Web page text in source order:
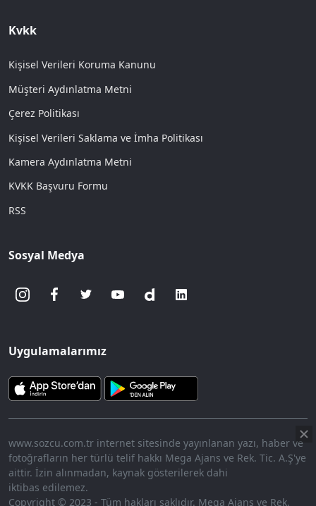
Kvkk
Kişisel Verileri Koruma Kanunu
Müşteri Aydınlatma Metni
Çerez Politikası
Kişisel Verileri Saklama ve İmha Politikası
Kamera Aydınlatma Metni
KVKK Başvuru Formu
RSS
Sosyal Medya
Uygulamalarımız
www.sozcu.com.tr internet sitesinde yayınlanan yazı, haber ve
fotoğrafların her türlü telif hakkı Mega Ajans ve Rek. Tic. A.Ş'ye
aittir. İzin alınmadan, kaynak gösterilerek dahi
iktibas edilemez.
Copyright © 2023 - Tüm hakları saklıdır. Mega Ajans ve Rek.